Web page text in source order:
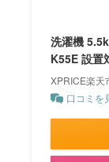
洗濯機
K55E 設置
XPRICE楽天
口コミを